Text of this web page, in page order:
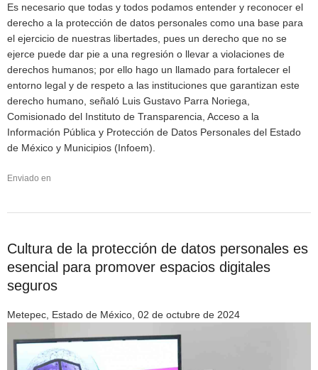
Es necesario que todas y todos podamos entender y reconocer el
derecho a la protección de datos personales como una base para
el ejercicio de nuestras libertades, pues un derecho que no se
ejerce puede dar pie a una regresión o llevar a violaciones de
derechos humanos; por ello hago un llamado para fortalecer el
entorno legal y de respeto a las instituciones que garantizan este
derecho humano, señaló Luis Gustavo Parra Noriega,
Comisionado del Instituto de Transparencia, Acceso a la
Información Pública y Protección de Datos Personales del Estado
de México y Municipios (Infoem).
Enviado en
Cultura de la protección de datos personales es
esencial para promover espacios digitales
seguros
Metepec, Estado de México, 02 de octubre de 2024